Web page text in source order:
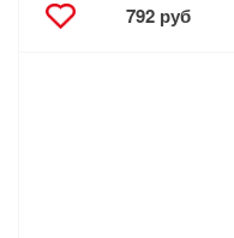
792 руб